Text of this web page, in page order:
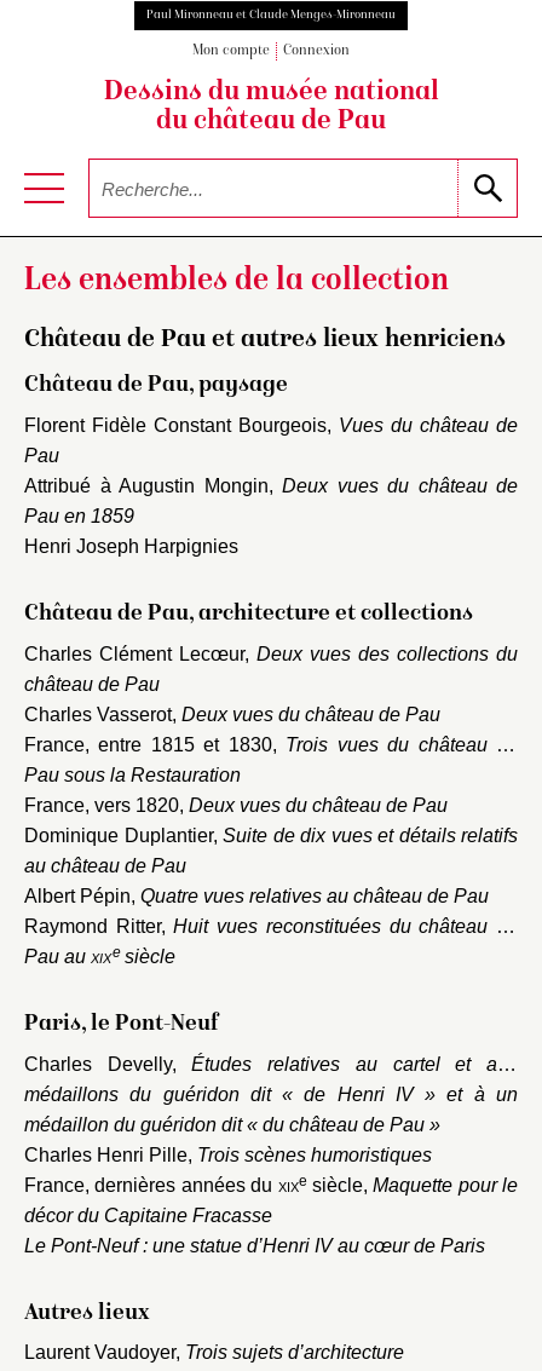
Paul Mironneau et Claude Menges-Mironneau
Mon compte Connexion
Dessins du musée national
du château de Pau
Les ensembles de la collection
Château de Pau et autres lieux henriciens
Château de Pau, paysage
Florent Fidèle Constant Bourgeois, Vues du château de
Pau
Attribué à Augustin Mongin, Deux vues du château de
Pau en 1859
Henri Joseph Harpignies
Château de Pau, architecture et collections
Charles Clément Lecœur, Deux vues des collections du
château de Pau
Charles Vasserot, Deux vues du château de Pau
France, entre 1815 et 1830, Trois vues du château de
Pau sous la Restauration
France, vers 1820, Deux vues du château de Pau
Dominique Duplantier, Suite de dix vues et détails relatifs
au château de Pau
Albert Pépin, Quatre vues relatives au château de Pau
Raymond Ritter,Huit vues reconstituées du château de
Pau au xixesiècle
Paris, le Pont-Neuf
Charles Develly,Études relatives au cartel et aux
médaillons du guéridon dit « de Henri IV » et à un
médaillon du guéridon dit « du château de Pau »
Charles Henri Pille, Trois scènes humoristiques
France, dernières années du xixe siècle,Maquette pour le
décor du Capitaine Fracasse
Le Pont-Neuf : une statue d’Henri IV au cœur de Paris
Autres lieux
Laurent Vaudoyer, Trois sujets d’architecture